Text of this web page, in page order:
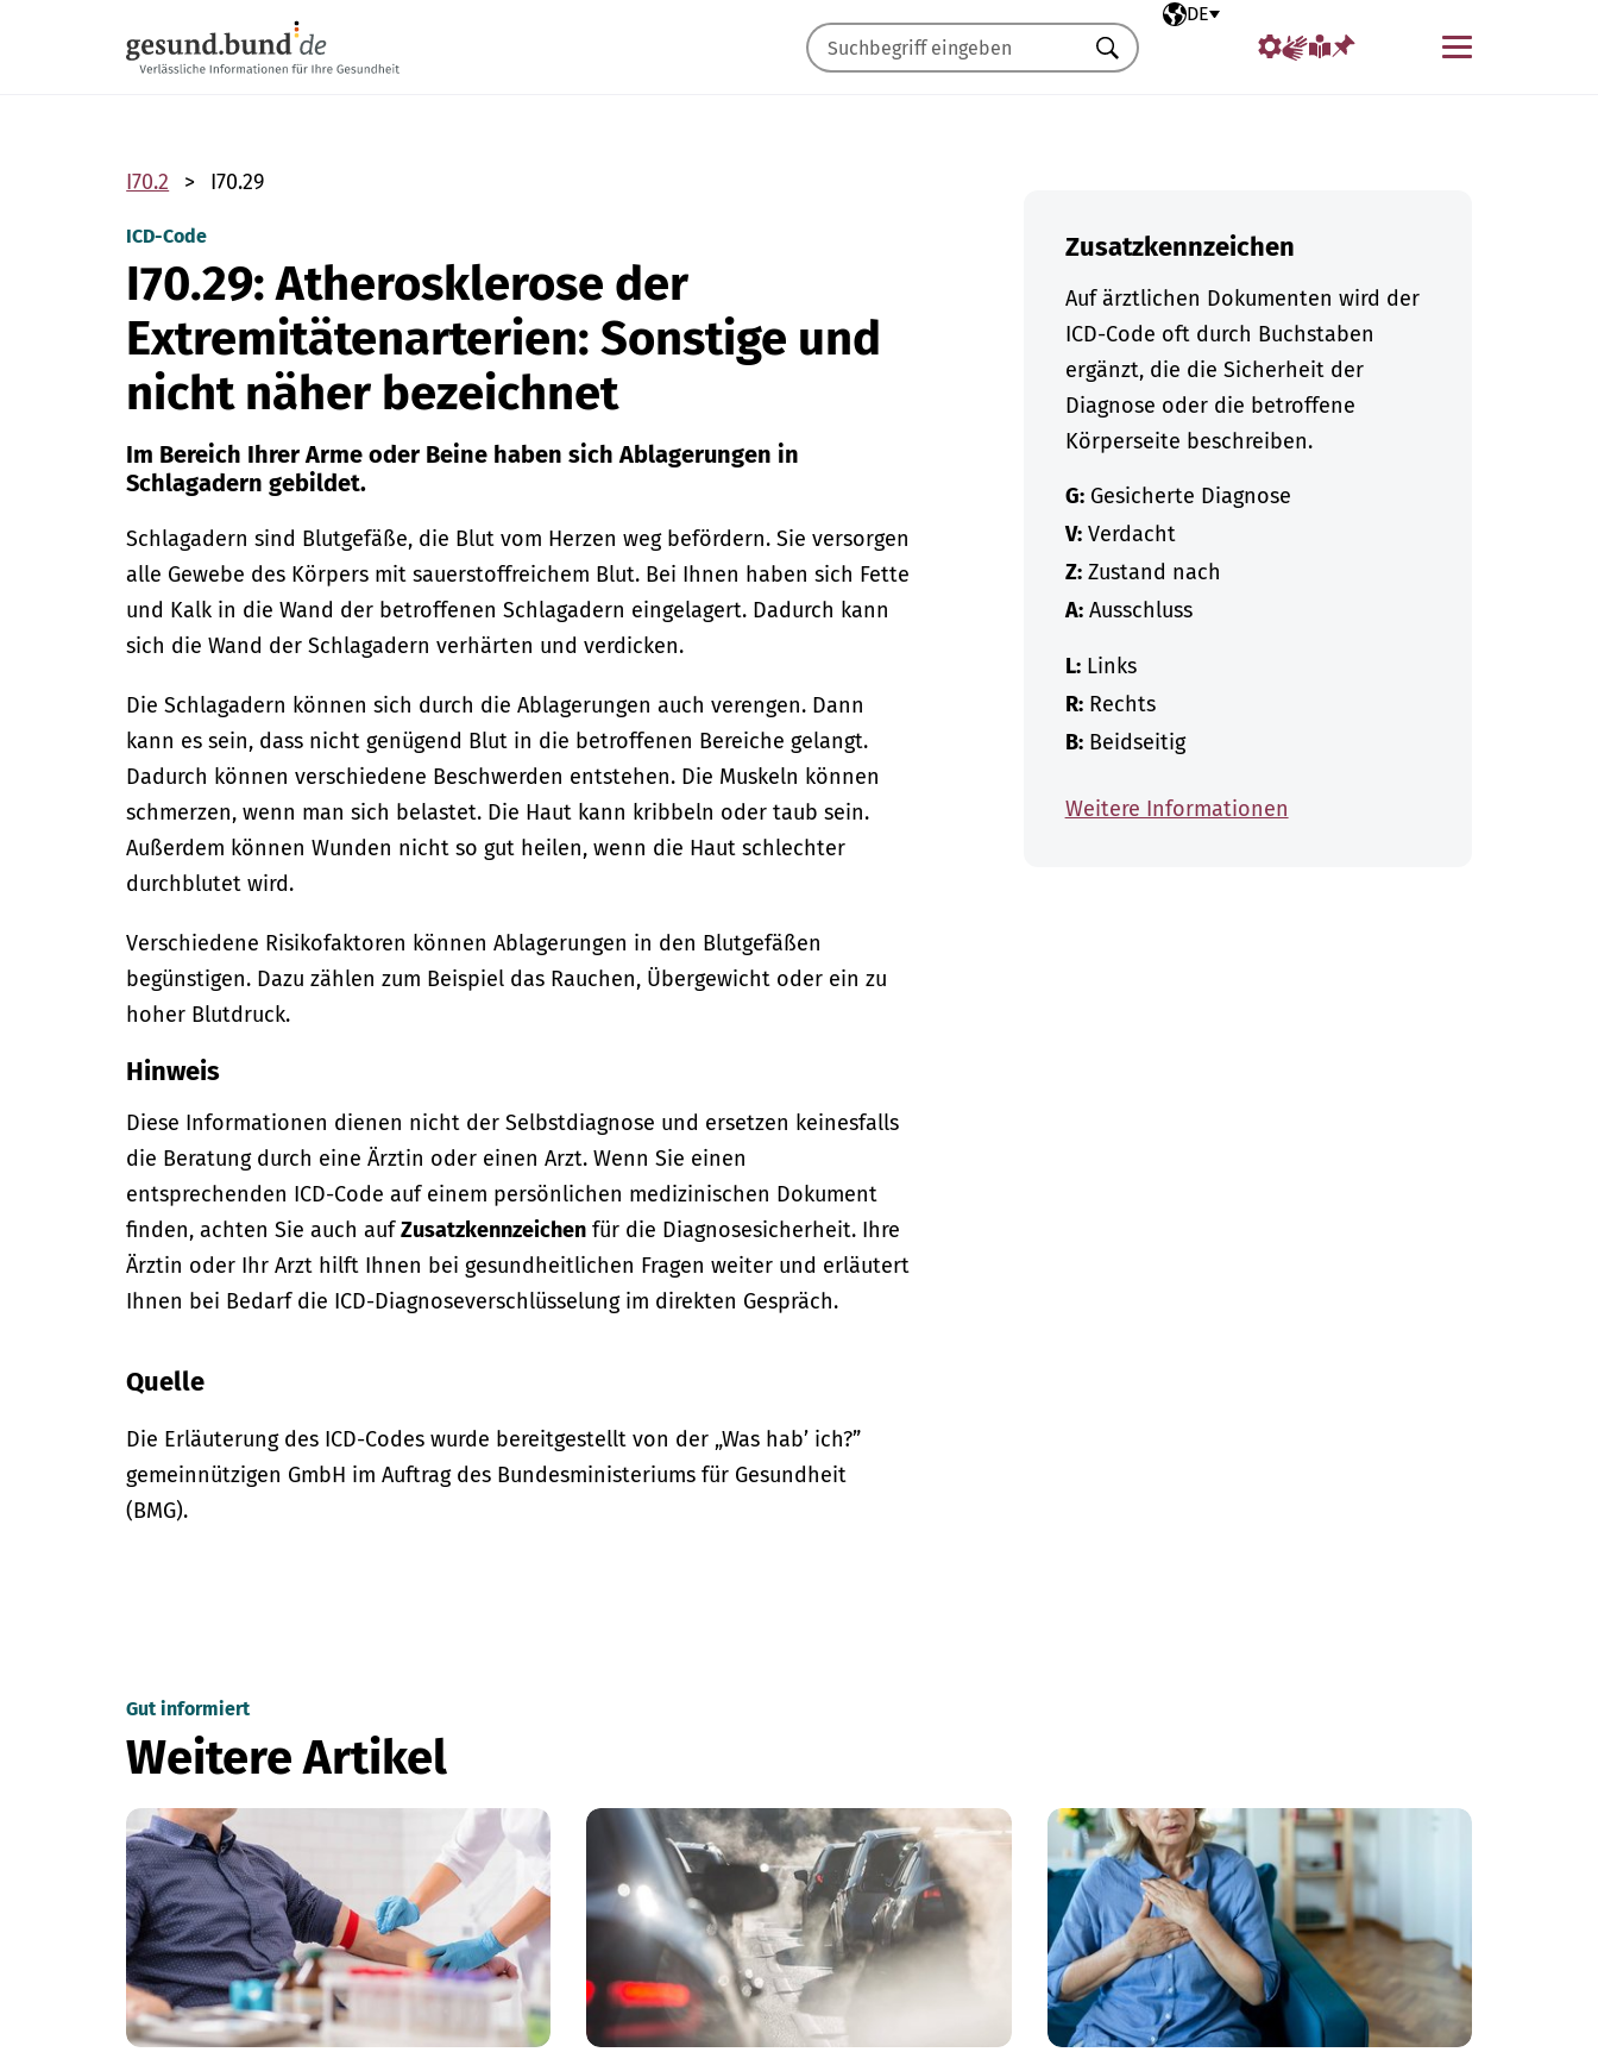
Ausgewählte Sprache
DE
Menü
Suchen
I70.2 I70.29
ICD-Code
I70.29: Atherosklerose der
Extremitätenarterien: Sonstige und
nicht näher bezeichnet
Im Bereich Ihrer Arme oder Beine haben sich Ablagerungen in
Schlagadern gebildet.
Schlagadern sind Blutgefäße, die Blut vom Herzen weg befördern. Sie versorgen
alle Gewebe des Körpers mit sauerstoffreichem Blut. Bei Ihnen haben sich Fette
und Kalk in die Wand der betroffenen Schlagadern eingelagert. Dadurch kann
sich die Wand der Schlagadern verhärten und verdicken.
Die Schlagadern können sich durch die Ablagerungen auch verengen. Dann
kann es sein, dass nicht genügend Blut in die betroffenen Bereiche gelangt.
Dadurch können verschiedene Beschwerden entstehen. Die Muskeln können
schmerzen, wenn man sich belastet. Die Haut kann kribbeln oder taub sein.
Außerdem können Wunden nicht so gut heilen, wenn die Haut schlechter
durchblutet wird.
Verschiedene Risikofaktoren können Ablagerungen in den Blutgefäßen
begünstigen. Dazu zählen zum Beispiel das Rauchen, Übergewicht oder ein zu
hoher Blutdruck.
Hinweis
Diese Informationen dienen nicht der Selbstdiagnose und ersetzen keinesfalls
die Beratung durch eine Ärztin oder einen Arzt. Wenn Sie einen
entsprechenden ICD-Code auf einem persönlichen medizinischen Dokument
finden, achten Sie auch aufZusatzkennzeichen für die Diagnosesicherheit. Ihre
Ärztin oder Ihr Arzt hilft Ihnen bei gesundheitlichen Fragen weiter und erläutert
Ihnen bei Bedarf die ICD-Diagnoseverschlüsselung im direkten Gespräch.
Quelle
Die Erläuterung des ICD-Codes wurde bereitgestellt von der „Was hab’ ich?”
gemeinnützigen GmbH im Auftrag des Bundesministeriums für Gesundheit
(BMG).
Zusatzkennzeichen
Auf ärztlichen Dokumenten wird der
ICD-Code oft durch Buchstaben
ergänzt, die die Sicherheit der
Diagnose oder die betroffene
Körperseite beschreiben.
G:Gesicherte Diagnose
V:Verdacht
Z:Zustand nach
A:Ausschluss
L:Links
R:Rechts
B:Beidseitig
Weitere Informationen
Gut informiert
Weitere Artikel